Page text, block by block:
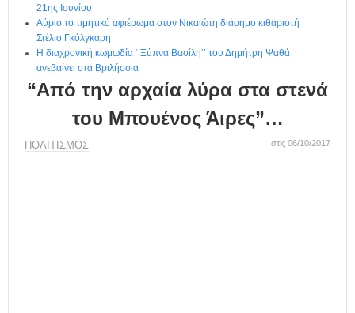
21ης Ιουνίου
Αύριο το τιμητικό αφιέρωμα στον Νικαιώτη διάσημο κιθαριστή
Στέλιο Γκόλγκαρη
Η διαχρονική κωμωδία ‘’Ξύπνα Βασίλη’’ του Δημήτρη Ψαθά
ανεβαίνει στα Βριλήσσια
“Από την αρχαία λύρα στα στενά
του Μπουένος Άιρες”…
ΠΟΛΙΤΙΣΜΟΣ στις 06/10/2017